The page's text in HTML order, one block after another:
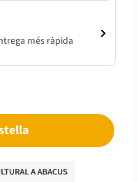
més ràpida